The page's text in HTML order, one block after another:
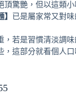
頂驚艷，但以這類小
】 已是屬家常又對味
，若是習慣清淡調
，這部分就看個人